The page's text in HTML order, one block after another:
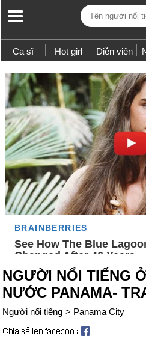
Ca sĩ Hot girl Diễn viên
NGƯỜI NỔI TIẾNG
NƯỚC PANAMA-
Người nổi tiếng > Panama City